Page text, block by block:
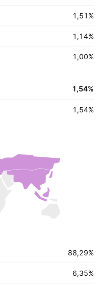
1,51 %
1,14%
1,00%
1,54%
1,54%
88,29%
6,35%